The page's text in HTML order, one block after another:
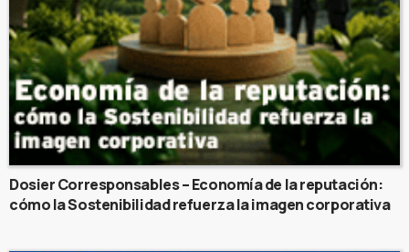
Dosier Corresponsables – Economía de la reputación:
cómo la Sostenibilidad refuerza la imagen corporativa